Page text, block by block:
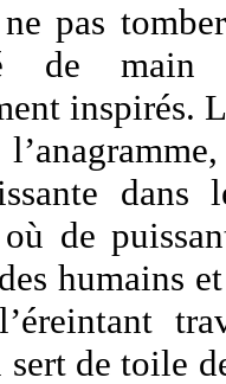
pas
de main
inspirés.
de
humains
de toile